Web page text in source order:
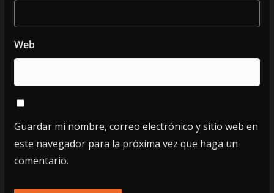
Web
Guardar mi nombre, correo electrónico y sitio web en
este navegador para la próxima vez que haga un
comentario.